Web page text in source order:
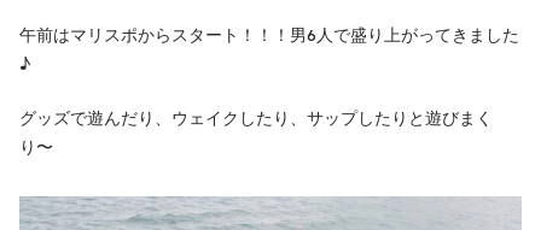
午前はマリスポからスタート！！！男6人で盛り上がってきました
♪
グッズで遊んだり、ウェイクしたり、サップしたりと遊びまく
り〜